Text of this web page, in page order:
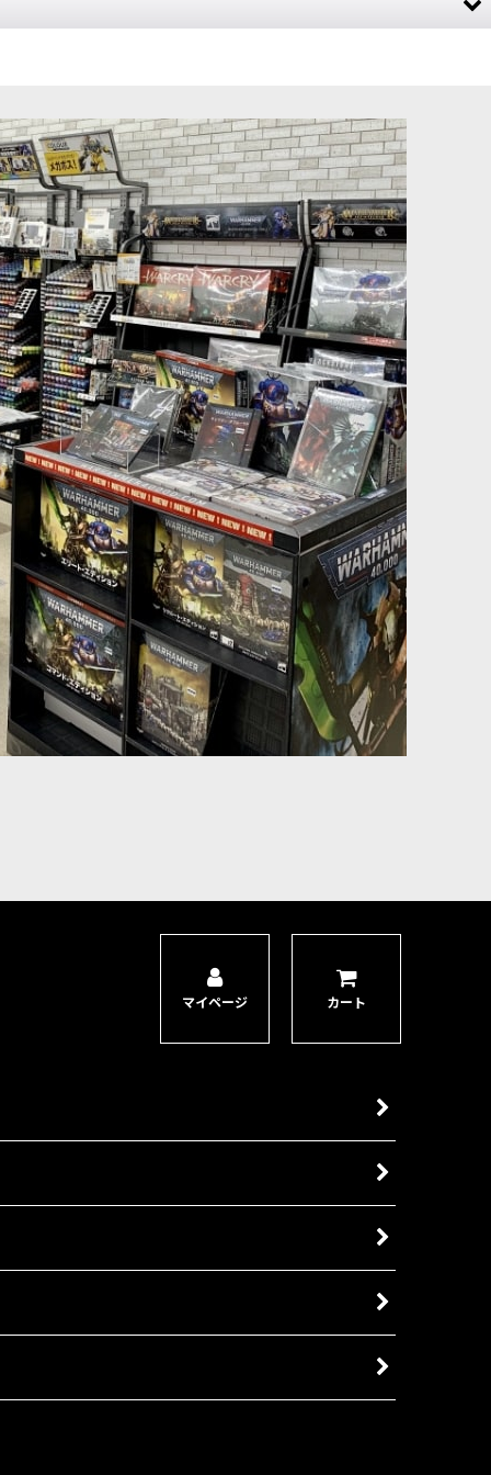
ンエンジンです。 前線に圧力をかけながら重火器で盤面へ干
写真などを収録するハードカバー版書籍（160ページ）。デー
めなボックスセット。シタデルミニチュア26体を収録。収録
ス・スペースマリーンの主力歩兵です。 彼らはロングウォー
チパーツプラスチック製シタデルミニチュア5体入り。ボックス
飛び出した金属に刺さった頭蓋骨は彼らのトロフィーであ
ラディウス・グ
]
[スピアヘッド] ディサイプル・オヴ・ティーンチ：ツァー
ンゴウルの戦群れ[70-839]
21,300円(税込)
マイページ カート